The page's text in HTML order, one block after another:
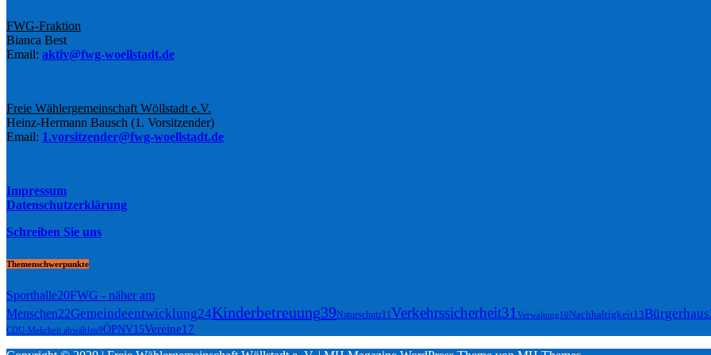
FWG-Fraktion
Bianca Best
Email: aktiv@fwg-woellstadt.de
Freie Wählergemeinschaft Wöllstadt e.V.
Heinz-Hermann Bausch (1. Vorsitzender)
Email: 1.vorsitzender@fwg-woellstadt.de
Impressum
Datenschutzerklärung
Schreiben Sie uns
Themenschwerpunkte
Sporthalle20FWG - näher am
Menschen22Gemeindeentwicklung24Kinderbetreuung39Naturschutz11Verkehrssicherheit31 Verwaltung10Nachhaltigkeit13Bürgerhaus
CDU-Mehrheit abwählen9ÖPNV15Vereine17